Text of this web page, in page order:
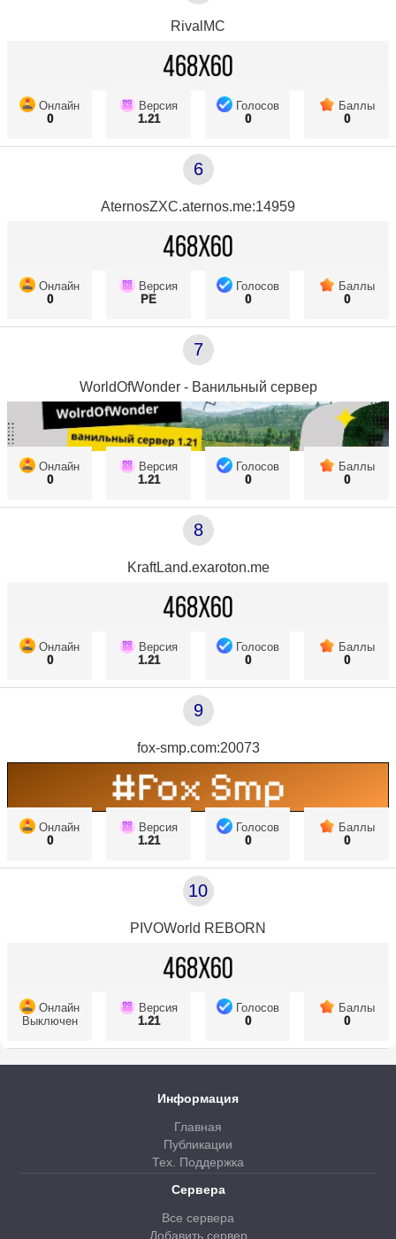
RivalMC
Онлайн
0
Версия
1.21
Голосов
0
Баллы
0
6
AternosZXC.aternos.me:14959
Онлайн
0
Версия
PE
Голосов
0
Баллы
0
7
WorldOfWonder - Ванильный сервер
Онлайн
0
Версия
1.21
Голосов
0
Баллы
0
8
KraftLand.exaroton.me
Онлайн
0
Версия
1.21
Голосов
0
Баллы
0
9
fox-smp.com:20073
Онлайн
0
Версия
1.21
Голосов
0
Баллы
0
10
PIVOWorld REBORN
Онлайн
Выключен
Версия
1.21
Голосов
0
Баллы
0
Информация
Главная
Публикации
Тех. Поддержка
Сервера
Все сервера
Добавить сервер